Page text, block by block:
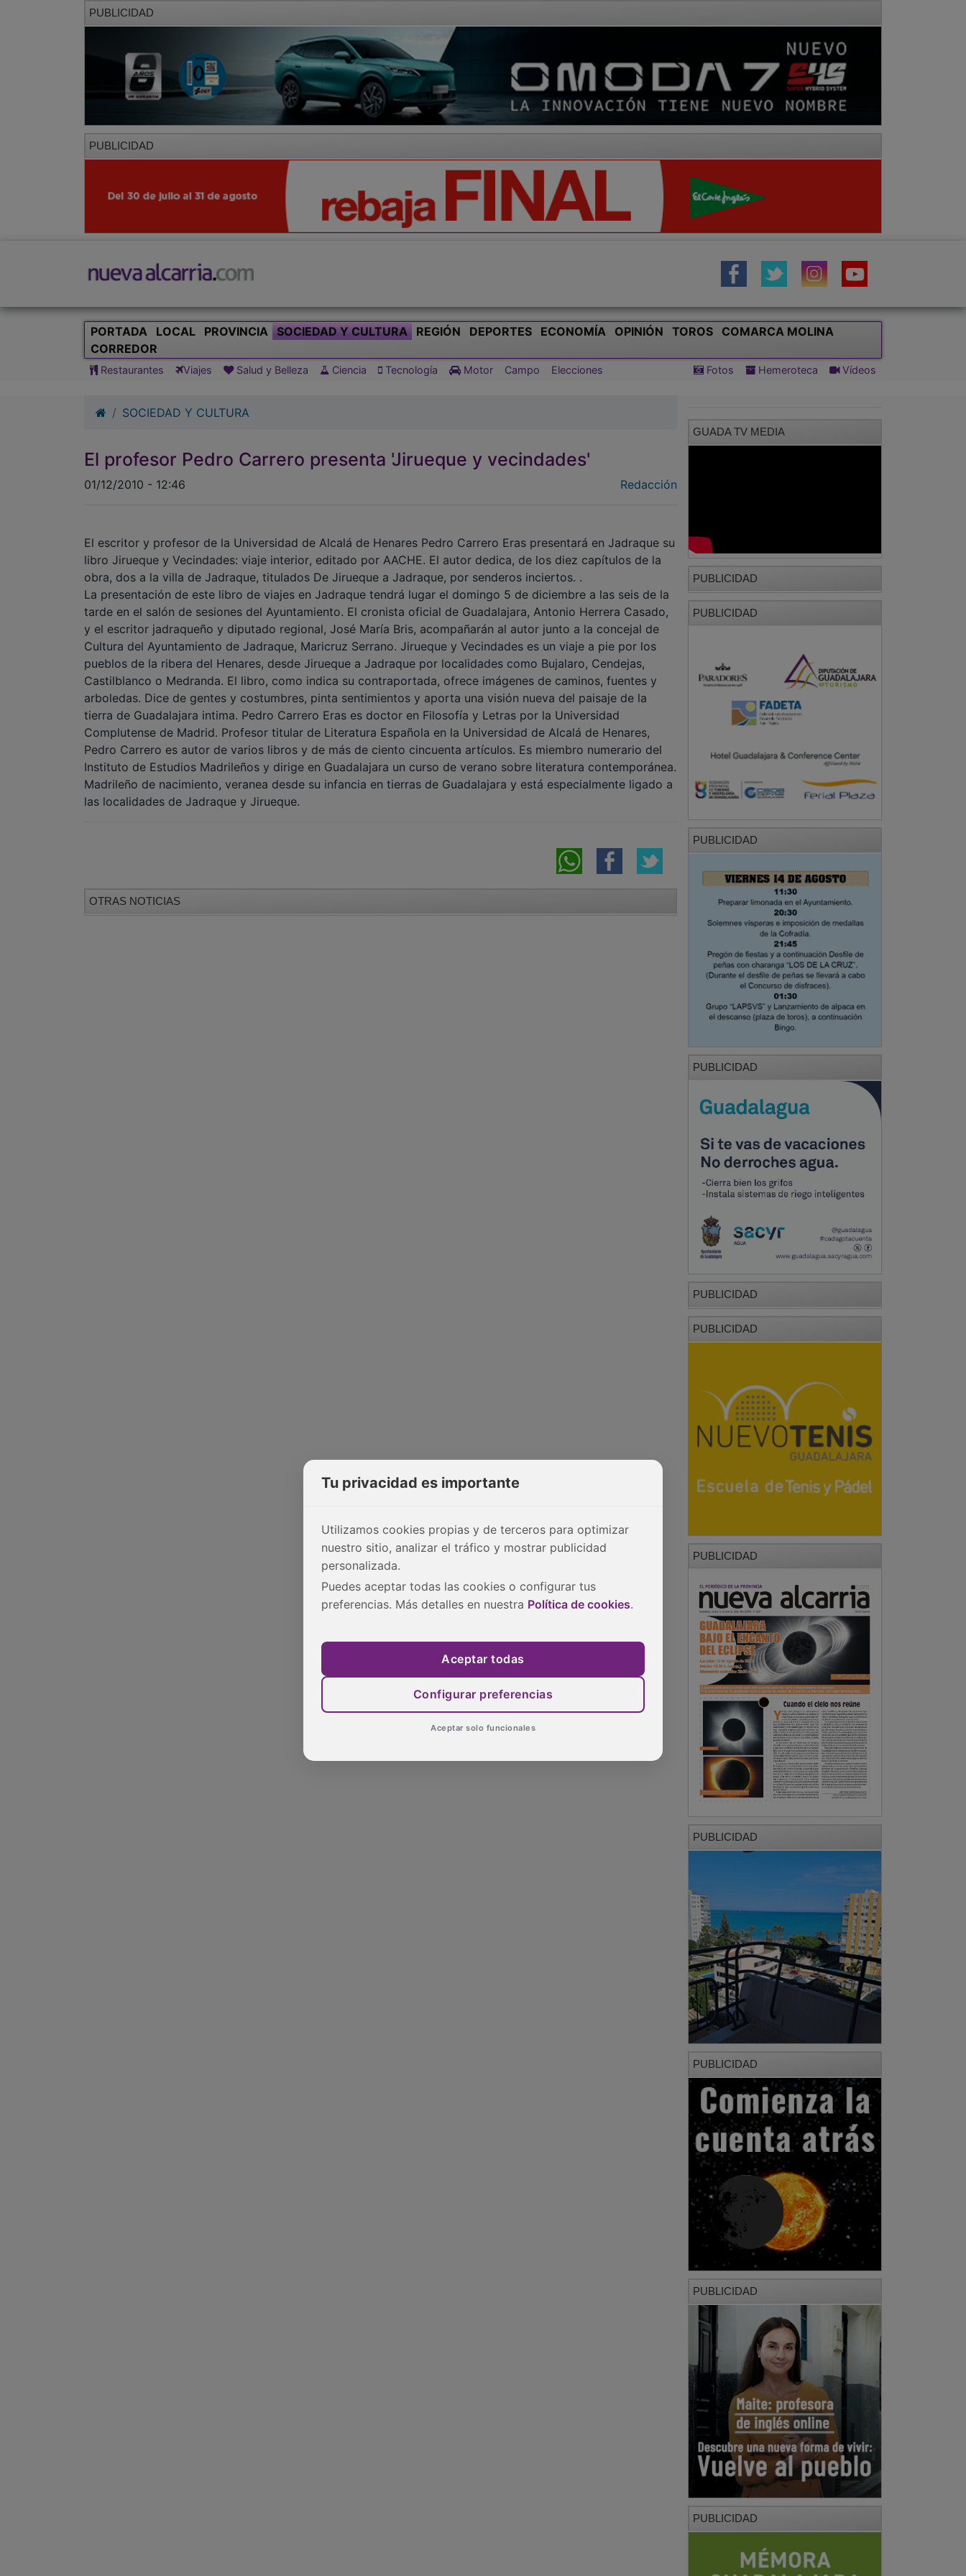
PUBLICIDAD
PUBLICIDAD
PORTADA LOCAL PROVINCIA SOCIEDAD Y CULTURA REGIÓN DEPORTES ECONOMÍA OPINIÓN TOROS
COMARCA MOLINA
CORREDOR
Restaurantes Viajes Salud y Belleza Ciencia Tecnología Motor Campo Elecciones Fotos Hemeroteca Vídeos
SOCIEDAD Y CULTURA
El profesor Pedro Carrero presenta 'Jirueque y vecindades'
01/12/2010 - 12:46 Redacción
El escritor y profesor de la Universidad de Alcalá de Henares Pedro Carrero Eras presentará en Jadraque su
libro Jirueque y Vecindades: viaje interior, editado por AACHE. El autor dedica, de los diez capítulos de la
obra, dos a la villa de Jadraque, titulados De Jirueque a Jadraque, por senderos inciertos. .
La presentación de este libro de viajes en Jadraque tendrá lugar el domingo 5 de diciembre a las seis de la
tarde en el salón de sesiones del Ayuntamiento. El cronista oficial de Guadalajara, Antonio Herrera Casado,
y el escritor jadraqueño y diputado regional, José María Bris, acompañarán al autor junto a la concejal de
Cultura del Ayuntamiento de Jadraque, Maricruz Serrano. Jirueque y Vecindades es un viaje a pie por los
pueblos de la ribera del Henares, desde Jirueque a Jadraque por localidades como Bujalaro, Cendejas,
Castilblanco o Medranda. El libro, como indica su contraportada, ofrece imágenes de caminos, fuentes y
arboledas. Dice de gentes y costumbres, pinta sentimientos y aporta una visión nueva del paisaje de la
tierra de Guadalajara intima. Pedro Carrero Eras es doctor en Filosofía y Letras por la Universidad
Complutense de Madrid. Profesor titular de Literatura Española en la Universidad de Alcalá de Henares,
Pedro Carrero es autor de varios libros y de más de ciento cincuenta artículos. Es miembro numerario del
Instituto de Estudios Madrileños y dirige en Guadalajara un curso de verano sobre literatura contemporánea.
Madrileño de nacimiento, veranea desde su infancia en tierras de Guadalajara y está especialmente ligado a
las localidades de Jadraque y Jirueque.
OTRAS NOTICIAS
GUADA TV MEDIA
PUBLICIDAD
PUBLICIDAD
PUBLICIDAD
PUBLICIDAD
PUBLICIDAD
PUBLICIDAD
PUBLICIDAD
PUBLICIDAD
PUBLICIDAD
PUBLICIDAD
PUBLICIDAD
Tu privacidad es importante
Utilizamos cookies propias y de terceros para optimizar
nuestro sitio, analizar el tráfico y mostrar publicidad
personalizada.
Puedes aceptar todas las cookies o configurar tus
preferencias. Más detalles en nuestra Política de cookies.
Aceptar todas
Configurar preferencias
Aceptar solo funcionales